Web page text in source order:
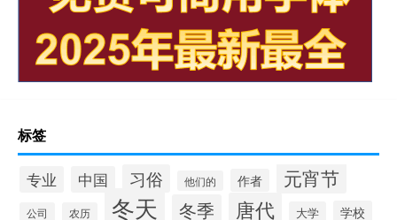
标签
专业 中国 习俗 他们的 作者 元宵节
公司 农历 冬天 冬季 唐代 大学 学校